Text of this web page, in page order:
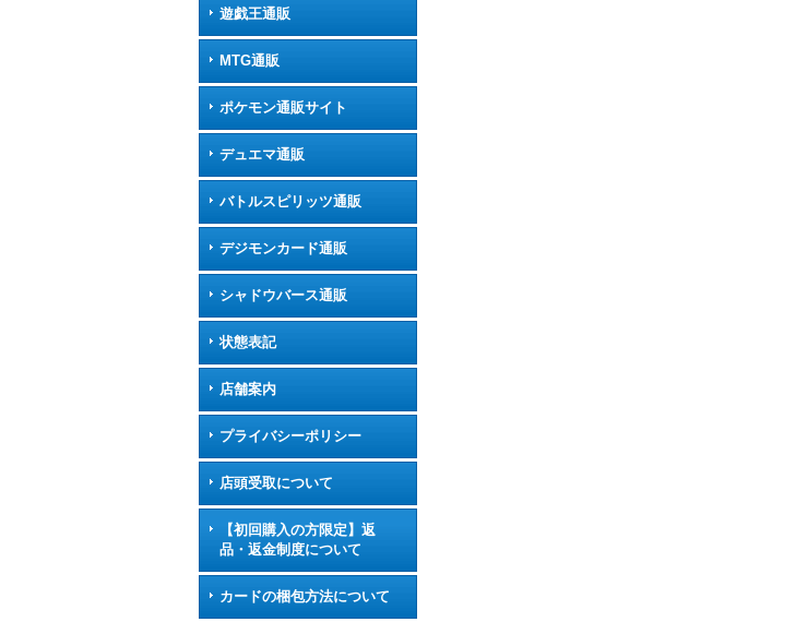
遊戯王通販
MTG通販
ポケモン通販サイト
デュエマ通販
バトルスピリッツ通販
デジモンカード通販
シャドウバース通販
状態表記
店舗案内
プライバシーポリシー
店頭受取について
【初回購入の方限定】返
品・返金制度について
カードの梱包方法について